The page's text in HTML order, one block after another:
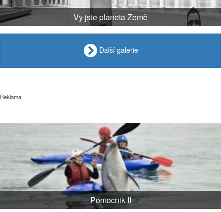
Vy jste planeta Země
Další galerie
Reklama
Pomocnik II